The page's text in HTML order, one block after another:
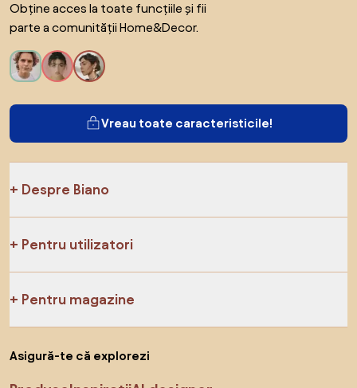
Obține acces la toate funcțiile și fii
parte a comunității Home&Decor.
Vreau toate caracteristicile!
Despre Biano
Pentru utilizatori
Pentru magazine
Asigură-te că explorezi